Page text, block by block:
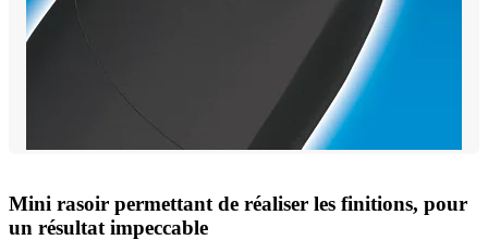
Mini rasoir permettant de réaliser les finitions, pour
un résultat impeccable